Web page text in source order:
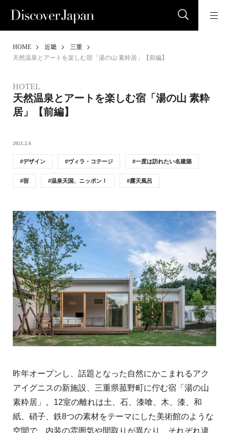
HOME 近畿
三重
天然温泉とアートを楽しむ宿「湯の山 素粋居」【前編】
HOTEL
天然温泉とアートを楽しむ宿「湯の山 素粋
居」【前編】
2021.2.6
デザイン ヴィラ・コテージ 一度は訪れたい名建築
宿 温泉天国、ニッポン！ 露天風呂
昨年オープンし、話題となった自然にかこまれるアク
アイグニスの新施設、三重県菰野町に佇む宿「湯の山
素粋居」。12室の離れは土、石、漆喰、木、漆、和
紙、硝子、鉄8つの素材をテーマにした美術館のような
空間で、内装の雰囲気や間取りが異なり、それぞれ違